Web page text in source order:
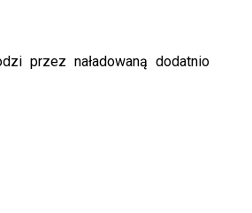
przez naładowaną dodatnio